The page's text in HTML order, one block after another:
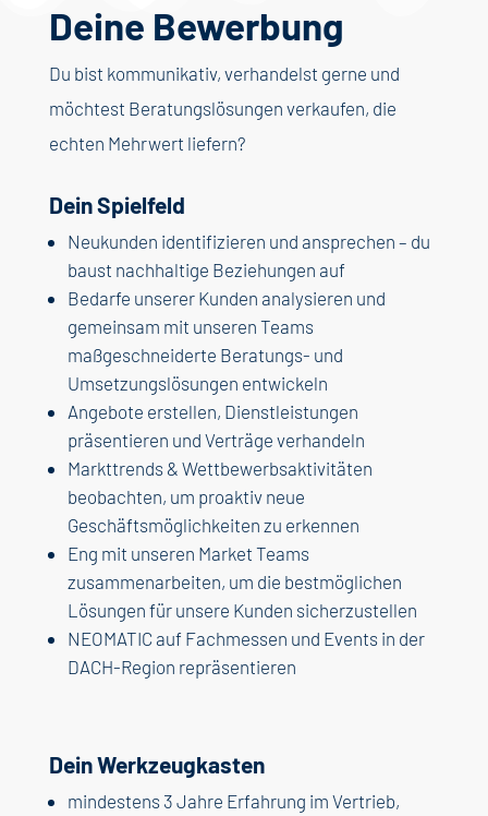
Deine Bewerbung
Du bist kommunikativ, verhandelst gerne und
möchtest Beratungslösungen verkaufen, die
echten Mehrwert liefern?
Dein Spielfeld
Neukunden identifizieren und ansprechen – du
baust nachhaltige Beziehungen auf
Bedarfe unserer Kunden analysieren und
gemeinsam mit unseren Teams
maßgeschneiderte Beratungs- und
Umsetzungslösungen entwickeln
Angebote erstellen, Dienstleistungen
präsentieren und Verträge verhandeln
Markttrends & Wettbewerbsaktivitäten
beobachten, um proaktiv neue
Geschäftsmöglichkeiten zu erkennen
Eng mit unseren Market Teams
zusammenarbeiten, um die bestmöglichen
Lösungen für unsere Kunden sicherzustellen
NEOMATIC auf Fachmessen und Events in der
DACH-Region repräsentieren
Dein Werkzeugkasten
mindestens 3 Jahre Erfahrung im Vertrieb,